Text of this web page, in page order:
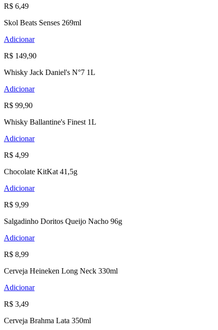
R$ 6,49
Skol Beats Senses 269ml
Adicionar
R$ 149,90
Whisky Jack Daniel's N°7 1L
Adicionar
R$ 99,90
Whisky Ballantine's Finest 1L
Adicionar
R$ 4,99
Chocolate KitKat 41,5g
Adicionar
R$ 9,99
Salgadinho Doritos Queijo Nacho 96g
Adicionar
R$ 8,99
Cerveja Heineken Long Neck 330ml
Adicionar
R$ 3,49
Cerveja Brahma Lata 350ml